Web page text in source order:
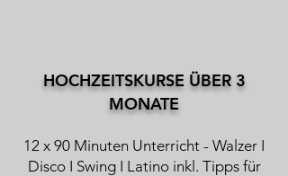
HOCHZEITSKURSE ÜBER 3
MONATE
12 x 90 Minuten Unterricht - Walzer I
Disco I Swing I Latino inkl. Tipps für